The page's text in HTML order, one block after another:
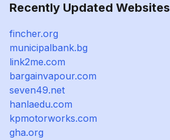
Recently Updated Websites
fincher.org
municipalbank.bg
link2me.com
bargainvapour.com
seven49.net
hanlaedu.com
kpmotorworks.com
gha.org